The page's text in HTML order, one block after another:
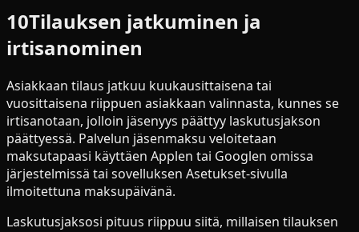
10Tilauksen jatkuminen ja
irtisanominen
Asiakkaan tilaus jatkuu kuukausittaisena tai
vuosittaisena riippuen asiakkaan valinnasta, kunnes se
irtisanotaan, jolloin jäsenyys päättyy laskutusjakson
päättyessä. Palvelun jäsenmaksu veloitetaan
maksutapaasi käyttäen Applen tai Googlen omissa
järjestelmissä tai sovelluksen Asetukset-sivulla
ilmoitettuna maksupäivänä.
Laskutusjaksosi pituus riippuu siitä, millaisen tilauksen